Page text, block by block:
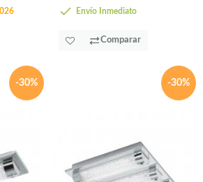
Envío Inmediato
Comparar
-30% -30%